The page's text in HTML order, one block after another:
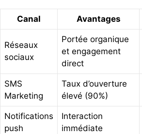
Canal Avantages
Réseaux
sociaux
Portée organique
et engagement
direct
SMS
Marketing
Taux d’ouverture
élevé (90%)
Notifications
push
Interaction
immédiate